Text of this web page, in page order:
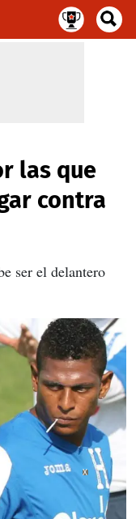
las que
contra
ser el delantero
X